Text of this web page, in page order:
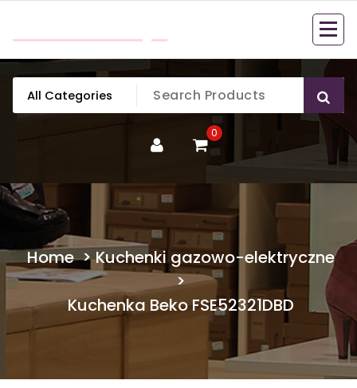
content
0
Home>Kuchenki gazowo-elektryczne
>
Kuchenka Beko FSE52321DBD